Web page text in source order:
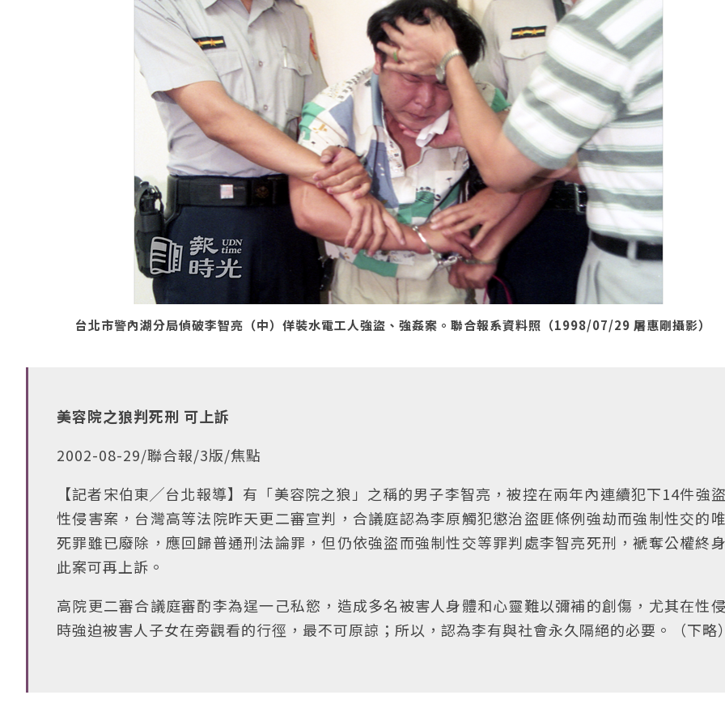
台北市警內湖分局偵破李智亮（中）佯裝水電工人強盜、強姦案。聯合報系資料照（1998/07/29 屠惠剛攝影）
美容院之狼判死刑 可上訴
2002-08-29/聯合報/3版/焦點
【記者宋伯東╱台北報導】有「美容院之狼」之稱的男子李智亮，被控在兩年內連續犯下14件強
性侵害案，台灣高等法院昨天更二審宣判，合議庭認為李原觸犯懲治盜匪條例強劫而強制性交的
死罪雖已廢除，應回歸普通刑法論罪，但仍依強盜而強制性交等罪判處李智亮死刑，褫奪公權終身
此案可再上訴。
高院更二審合議庭審酌李為逞一己私慾，造成多名被害人身體和心靈難以彌補的創傷，尤其在性
時強迫被害人子女在旁觀看的行徑，最不可原諒；所以，認為李有與社會永久隔絕的必要。（下略）